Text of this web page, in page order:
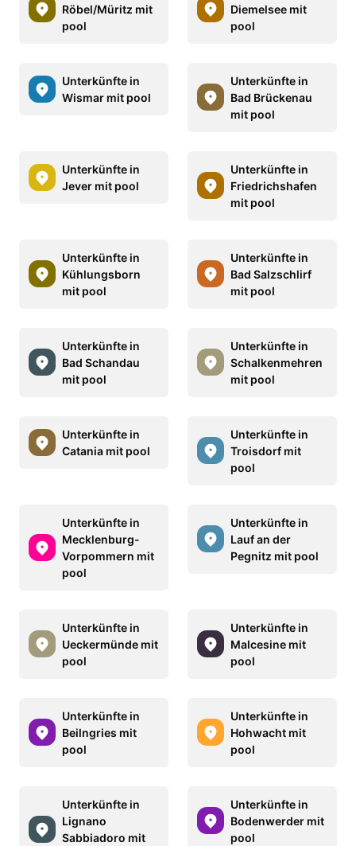
Röbel/Müritz mit
pool
Diemelsee mit
pool
Unterkünfte in
Wismar mit pool
Unterkünfte in
Bad Brückenau
mit pool
Unterkünfte in
Jever mit pool
Unterkünfte in
Friedrichshafen
mit pool
Unterkünfte in
Kühlungsborn
mit pool
Unterkünfte in
Bad Salzschlirf
mit pool
Unterkünfte in
Bad Schandau
mit pool
Unterkünfte in
Schalkenmehren
mit pool
Unterkünfte in
Catania mit pool
Unterkünfte in
Troisdorf mit
pool
Unterkünfte in
Mecklenburg-
Vorpommern mit
pool
Unterkünfte in
Lauf an der
Pegnitz mit pool
Unterkünfte in
Ueckermünde mit
pool
Unterkünfte in
Malcesine mit
pool
Unterkünfte in
Beilngries mit
pool
Unterkünfte in
Hohwacht mit
pool
Unterkünfte in
Lignano
Sabbiadoro mit
Unterkünfte in
Bodenwerder mit
pool